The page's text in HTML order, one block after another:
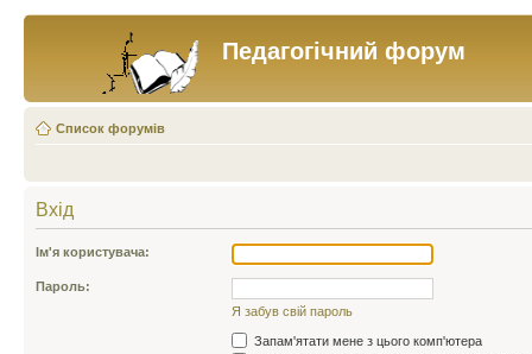
Педагогічний форум
Список форумів
Вхід
Ім'я користувача:
Пароль:
Я забув свій пароль
Запам'ятати мене з цього комп'ютера